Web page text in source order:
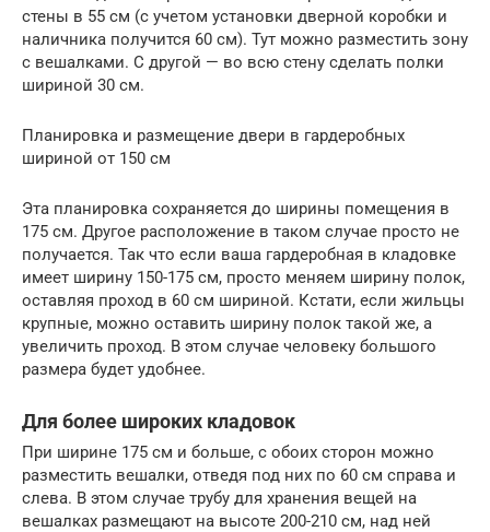
стены в 55 см (с учетом установки дверной коробки и
наличника получится 60 см). Тут можно разместить зону
с вешалками. С другой — во всю стену сделать полки
шириной 30 см.
Планировка и размещение двери в гардеробных
шириной от 150 см
Эта планировка сохраняется до ширины помещения в
175 см. Другое расположение в таком случае просто не
получается. Так что если ваша гардеробная в кладовке
имеет ширину 150-175 см, просто меняем ширину полок,
оставляя проход в 60 см шириной. Кстати, если жильцы
крупные, можно оставить ширину полок такой же, а
увеличить проход. В этом случае человеку большого
размера будет удобнее.
Для более широких кладовок
При ширине 175 см и больше, с обоих сторон можно
разместить вешалки, отведя под них по 60 см справа и
слева. В этом случае трубу для хранения вещей на
вешалках размещают на высоте 200-210 см, над ней